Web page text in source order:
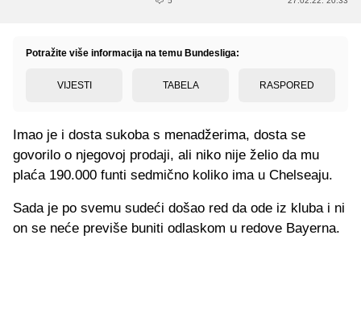
Potražite više informacija na temu Bundesliga:
VIJESTI TABELA RASPORED
Imao je i dosta sukoba s menadžerima, dosta se
govorilo o njegovoj prodaji, ali niko nije želio da mu
plaća 190.000 funti sedmično koliko ima u Chelseaju.
Sada je po svemu sudeći došao red da ode iz kluba i ni
on se neće previše buniti odlaskom u redove Bayerna.